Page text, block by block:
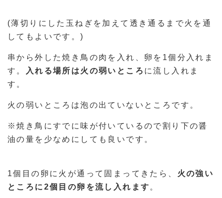
(薄切りにした玉ねぎを加えて透き通るまで火を通
してもよいです。)
串から外した焼き鳥の肉を入れ、卵を1個分入れま
す。
入れる場所は火の弱いところ に流し入れま
す。
火の弱いところは泡の出ていないところです。
※焼き鳥にすでに味が付いているので割り下の醤
油の量を少なめにしても良いです。
1個目の卵に火が通って固まってきたら、 火の強い
ところに2個目の卵を流し入れます 。